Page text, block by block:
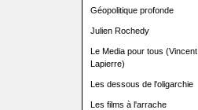
Géopolitique profonde
Julien Rochedy
Le Media pour tous (Vincent
Lapierre)
Les dessous de l'oligarchie
Les films à l'arrache